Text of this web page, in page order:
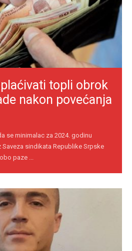
topli obrok
nakon povećanja
se minimalac za 2024. godinu
Saveza sindikata Republike Srpske
paze ...